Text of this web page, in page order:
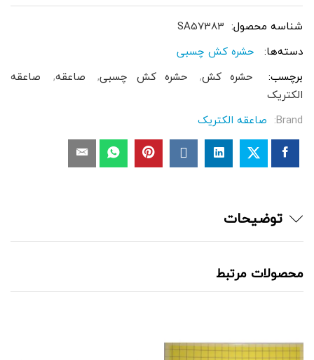
شناسه محصول: SA57383
دسته‌ها: حشره کش چسبی
برچسب:
حشره کش, حشره کش چسبی, صاعقه,
صاعقه
الکتریک
Brand: صاعقه الکتریک
توضیحات
محصولات مرتبط